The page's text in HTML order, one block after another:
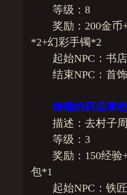
等级：8
奖励：200金币
*2+幻彩手镯*2
起始NPC：书
结束NPC：首饰
馋嘴的药店掌
描述：去村子周
等级：3
奖励：150经验
包*1
起始NPC：铁匠